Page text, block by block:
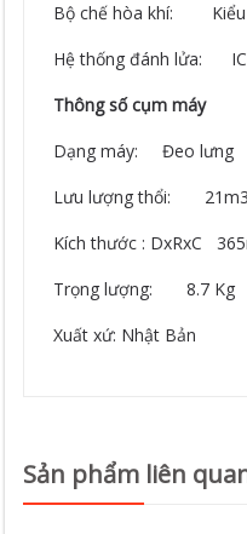
Bộ chế hòa khí: Kiểu
Hệ thống đánh lửa: IC
Thông số cụm máy
Dạng máy: Đeo lưng
Lưu lượng thổi:
Kích thước : DxRxC
Trọng lượng: 8.7 Kg
Xuất xứ: Nhật Bản
Sản phẩm liên